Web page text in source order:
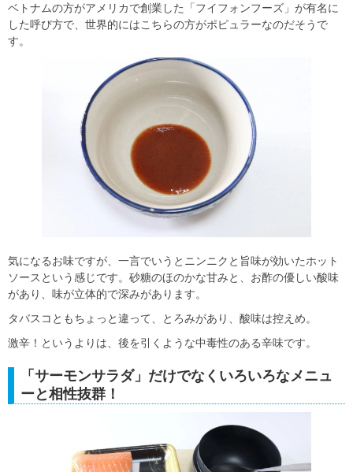
ベトナムの方がアメリカで創業した「フイフォンフーズ」が有名に
した呼び方で、世界的にはこちらの方がポピュラーなのだそうで
す。
気になるお味ですが、一言でいうとニンニクと旨味が効いたホット
ソースという感じです。砂糖のほのかな甘みと、お酢の優しい酸味
があり、味が立体的で深みがあります。
タバスコともちょっと違って、とろみがあり、酸味は控えめ。
激辛！というよりは、後を引くような中毒性のある辛味です。
「サーモンサラダ」だけでなくいろいろなメニュ
ーと相性抜群！